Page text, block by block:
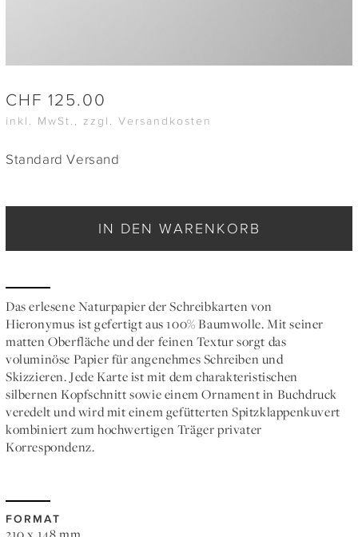
CHF 125.00
inkl. MwSt., zzgl. Versandkosten
Standard Versand
IN DEN WARENKORB
Das erlesene Naturpapier der Schreibkarten von
Hieronymus ist gefertigt aus 100% Baumwolle. Mit seiner
matten Oberfläche und der feinen Textur sorgt das
voluminöse Papier für angenehmes Schreiben und
Skizzieren. Jede Karte ist mit dem charakteristischen
silbernen Kopfschnitt sowie einem Ornament in Buchdruck
veredelt und wird mit einem gefütterten Spitzklappenkuvert
kombiniert zum hochwertigen Träger privater
Korrespondenz.
FORMAT